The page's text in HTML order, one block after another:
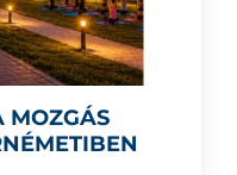
MOZGÁS